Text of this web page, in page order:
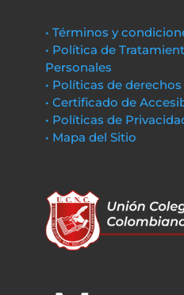
• Términos y
• Política de
Personales
• Políticas de
• Certificado de
• Políticas de
• Mapa del Sitio